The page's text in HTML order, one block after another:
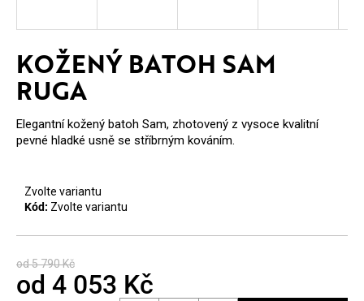
KOŽENÝ BATOH SAM
RUGA
Elegantní kožený batoh Sam, zhotovený z vysoce kvalitní
pevné hladké usně se stříbrným kováním.
Zvolte variantu
Kód: Zvolte variantu
od 5 790 Kč
od 4 053 Kč
E
T
E
N
A
J
T
?